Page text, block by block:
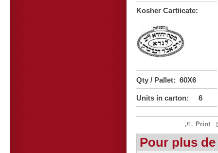
Kosher Cartiicate:
Qty / Pallet: 60X6
Units in carton: 6
Print
Pour plus